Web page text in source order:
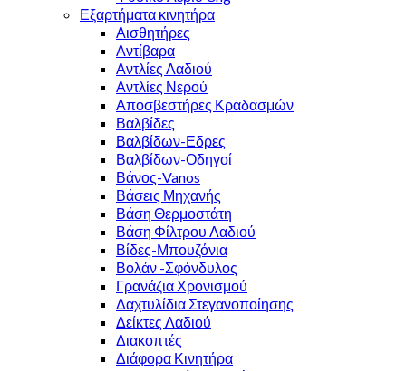
Εξαρτήματα κινητήρα
Αισθητήρες
Αντίβαρα
Αντλίες Λαδιού
Αντλίες Νερού
Αποσβεστήρες Κραδασμών
Βαλβίδες
Βαλβίδων-Εδρες
Βαλβίδων-Οδηγοί
Βάνος-Vanos
Βάσεις Μηχανής
Βάση Θερμοστάτη
Βάση Φίλτρου Λαδιού
Βίδες-Μπουζόνια
Βολάν -Σφόνδυλος
Γρανάζια Χρονισμού
Δαχτυλίδια Στεγανοποίησης
Δείκτες Λαδιού
Διακοπτές
Διάφορα Κινητήρα